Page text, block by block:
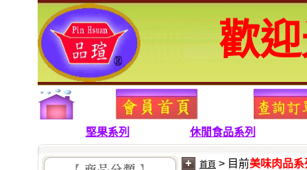
堅果系列 休閒食品系列
首頁 > 目前美味肉品系